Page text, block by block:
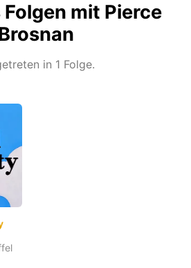
mit Pierce
in 1 Folge.